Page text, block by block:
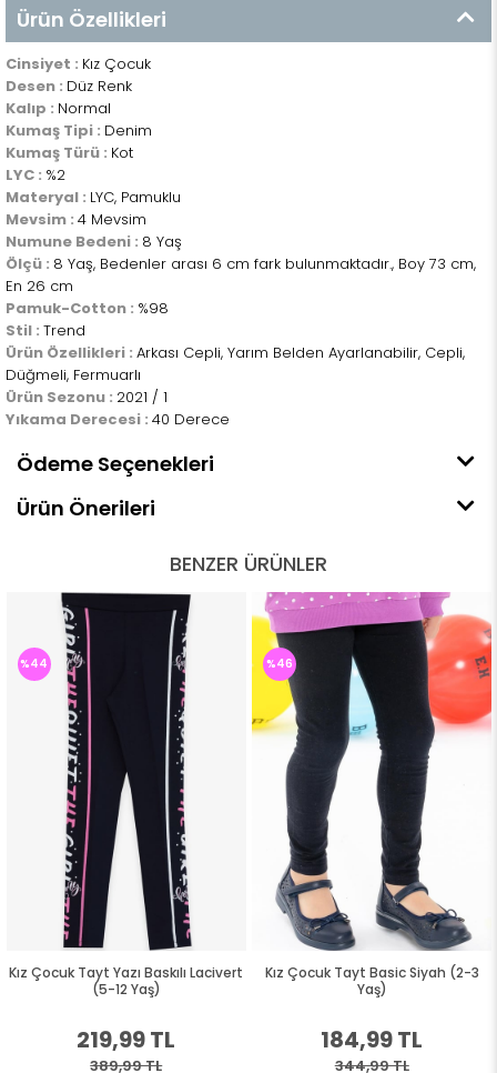
Ürün Özellikleri
Cinsiyet : Kız Çocuk
Desen : Düz Renk
Kalıp : Normal
Kumaş Tipi : Denim
Kumaş Türü : Kot
LYC : %2
Materyal : LYC, Pamuklu
Mevsim : 4 Mevsim
Numune Bedeni : 8 Yaş
Ölçü : 8 Yaş, Bedenler arası 6 cm fark bulunmaktadır., Boy 73 cm,
En 26 cm
Pamuk-Cotton : %98
Stil : Trend
Ürün Özellikleri : Arkası Cepli, Yarım Belden Ayarlanabilir, Cepli,
Düğmeli, Fermuarlı
Ürün Sezonu : 2021 / 1
Yıkama Derecesi : 40 Derece
Ödeme Seçenekleri
Ürün Önerileri
BENZER ÜRÜNLER
Kız Çocuk Tayt Yazı Baskılı Lacivert
(5-12 Yaş)
219,99 TL
389,99 TL
%44
Kız Çocuk Tayt Basic Siyah (2-3
Yaş)
184,99 TL
344,99 TL
%46